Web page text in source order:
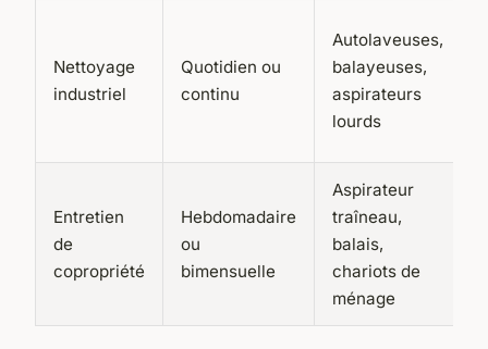
Nettoyage
industriel
Quotidien ou
continu
Autolaveuses,
balayeuses,
aspirateurs
lourds
Entretien
de
copropriété
Hebdomadaire
ou
bimensuelle
Aspirateur
traîneau,
balais,
chariots de
ménage